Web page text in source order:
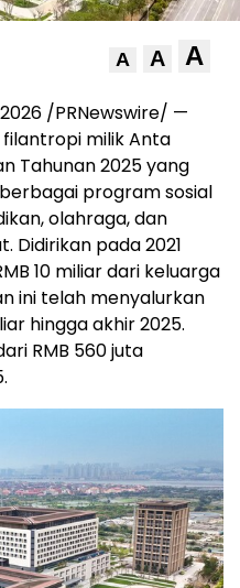
A A A
/PRNewswire/ —
filantropi milik Anta
Tahunan 2025 yang
program sosial
olahraga, dan
Didirikan pada 2021
10 miliar dari keluarga
ini telah menyalurkan
hingga akhir 2025.
RMB 560 juta